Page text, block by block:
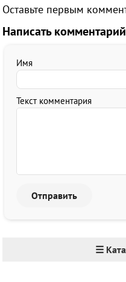
Оставьте первым
Написать комментарий
Имя
Текст комментария
☰